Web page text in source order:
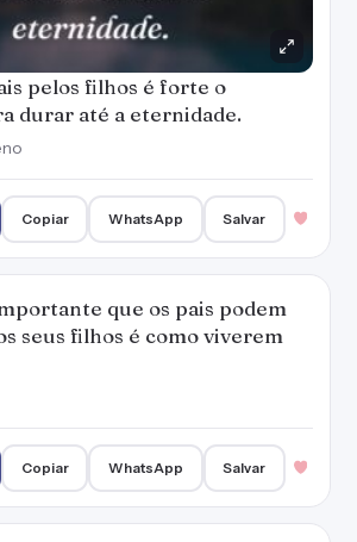
Copiar WhatsApp Salvar
à prova a nossa capacidade de
e de amarmos sem julgar.
Copiar WhatsApp Salvar